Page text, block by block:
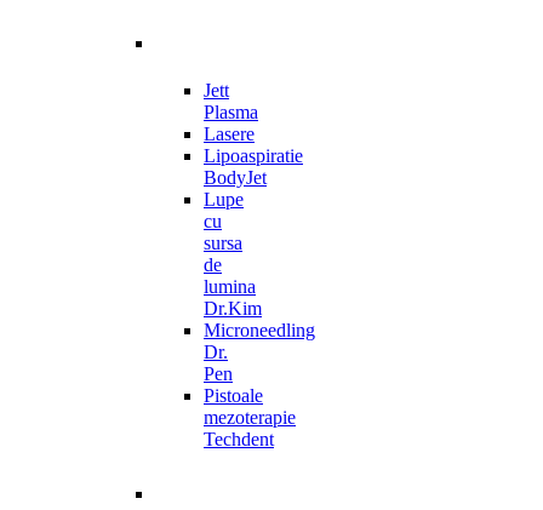
Jett
Plasma
Lasere
Lipoaspiratie
BodyJet
Lupe
cu
sursa
de
lumina
Dr.Kim
Microneedling
Dr.
Pen
Pistoale
mezoterapie
Techdent